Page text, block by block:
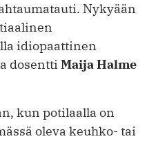
Nykyään
idiopaattinen
dosentti Maija Halme
kun potilaalla on
oleva keuhko- tai